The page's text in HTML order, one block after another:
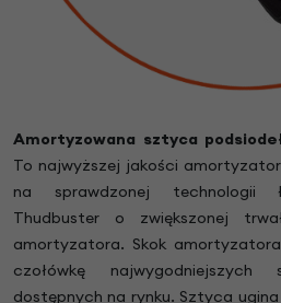
Amortyzowana sztyca
To najwyższej jakości
na sprawdzonej technologii
Thudbuster o zwiększonej
amortyzatora. Skok
czołówkę najwygodniejszych
dostępnych na rynku. Sztyca